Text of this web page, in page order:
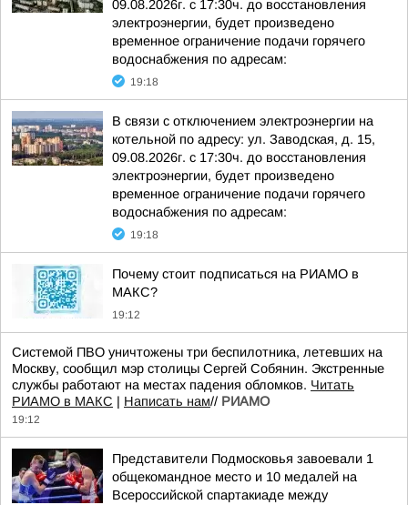
09.08.2026г. с 17:30ч. до восстановления
электроэнергии, будет произведено
временное ограничение подачи горячего
водоснабжения по адресам:
19:18
В связи с отключением электроэнергии на
котельной по адресу: ул. Заводская, д. 15,
09.08.2026г. с 17:30ч. до восстановления
электроэнергии, будет произведено
временное ограничение подачи горячего
водоснабжения по адресам:
19:18
Почему стоит подписаться на РИАМО в
МАКС?
19:12
Системой ПВО уничтожены три беспилотника, летевших на
Москву, сообщил мэр столицы Сергей Собянин. Экстренные
службы работают на местах падения обломков. Читать
РИАМО в МАКС | Написать нам// РИАМО
19:12
Представители Подмосковья завоевали 1
общекомандное место и 10 медалей на
Всероссийской спартакиаде между